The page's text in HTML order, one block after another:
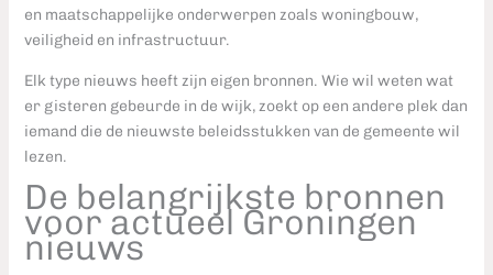
en maatschappelijke onderwerpen zoals woningbouw,
veiligheid en infrastructuur.
Elk type nieuws heeft zijn eigen bronnen. Wie wil weten wat
er gisteren gebeurde in de wijk, zoekt op een andere plek dan
iemand die de nieuwste beleidsstukken van de gemeente wil
lezen.
De belangrijkste bronnen
voor actueel Groningen
nieuws